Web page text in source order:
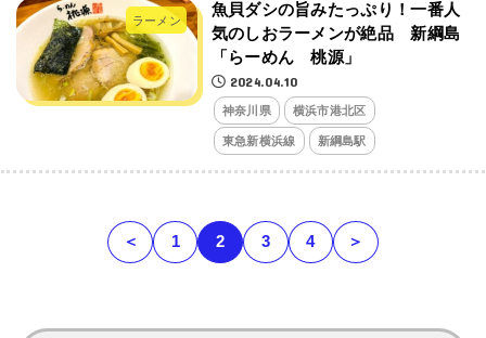
ラーメン
魚貝ダシの旨みたっぷり！一番人
気のしおラーメンが絶品 新綱島
「らーめん 桃源」
2024.04.10
神奈川県 横浜市港北区
東急新横浜線 新綱島駅
＜ 1 2 3 4 ＞